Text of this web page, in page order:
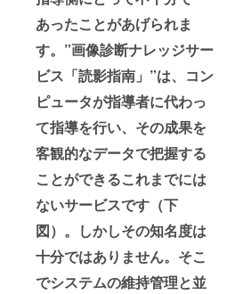
あったことがあげられま
す。”画像診断ナレッジサー
ビス「読影指南」”は、コン
ピュータが指導者に代わっ
て指導を行い、その成果を
客観的なデータで把握する
ことができるこれまでには
ないサービスです（下
図） 。しかしその知名度は
十分ではありません。そこ
でシステムの維持管理と並